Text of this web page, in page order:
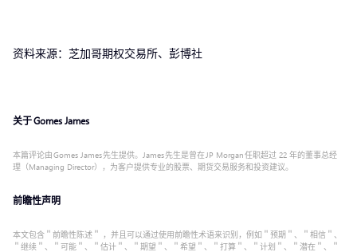
资料来源：芝加哥期权交易所、彭博社
关于 Gomes James
本篇评论由 Gomes James 先生提供。James 先生是曾在 JP Morgan 任职超过 22 年的董事总经
理（Managing Director），为客户提供专业的股票、期货交易服务和投资建议。
前瞻性声明
本文包含＂前瞻性陈述＂ ，并且可以通过使用前瞻性术语来识别，例如＂预期＂、＂相信＂、
＂继续＂、＂可能＂、＂估计＂、＂期望＂、＂希望＂、＂打算＂、＂计划＂、＂潜在＂、＂